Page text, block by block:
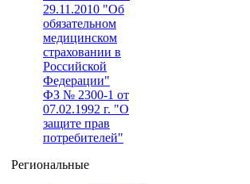
29.11.2010 "Об
обязательном
медицинском
страховании в
Российской
Федерации"
ФЗ № 2300-1 от
07.02.1992 г. "О
защите прав
потребителей"
Региональные